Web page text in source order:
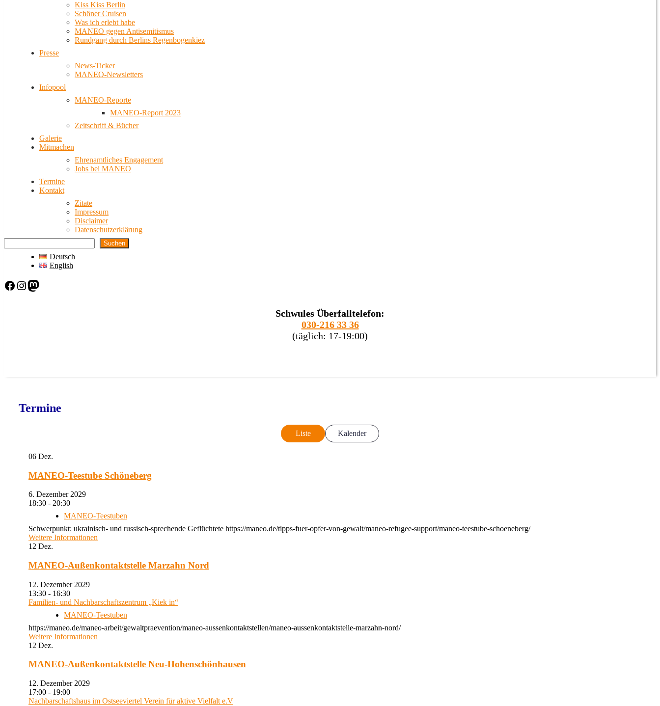
Kiss Kiss Berlin
Schöner Cruisen
Was ich erlebt habe
MANEO gegen Antisemitismus
Rundgang durch Berlins Regenbogenkiez
Presse
News-Ticker
MANEO-Newsletters
Infopool
MANEO-Reporte
MANEO-Report 2023
Zeitschrift & Bücher
Galerie
Mitmachen
Ehrenamtliches Engagement
Jobs bei MANEO
Termine
Kontakt
Zitate
Impressum
Disclaimer
Datenschutzerklärung
Suchen
Deutsch
English
Facebook Instagram Mastodon
Schwules Überfalltelefon:
030-216 33 36
(täglich: 17-19:00)
Termine
Liste Kalender
06 Dez.
MANEO-Teestube Schöneberg
6. Dezember 2029
18:30 - 20:30
MANEO-Teestuben
Schwerpunkt: ukrainisch- und russisch-sprechende Geflüchtete https://maneo.de/tipps-fuer-opfer-von-gewalt/maneo-refugee-support/maneo-teestube-schoeneberg/
Weitere Informationen
12 Dez.
MANEO-Außenkontaktstelle Marzahn Nord
12. Dezember 2029
13:30 - 16:30
Familien- und Nachbarschaftszentrum „Kiek in“
MANEO-Teestuben
https://maneo.de/maneo-arbeit/gewaltpraevention/maneo-aussenkontaktstellen/maneo-aussenkontaktstelle-marzahn-nord/
Weitere Informationen
12 Dez.
MANEO-Außenkontaktstelle Neu-Hohenschönhausen
12. Dezember 2029
17:00 - 19:00
Nachbarschaftshaus im Ostseeviertel Verein für aktive Vielfalt e.V